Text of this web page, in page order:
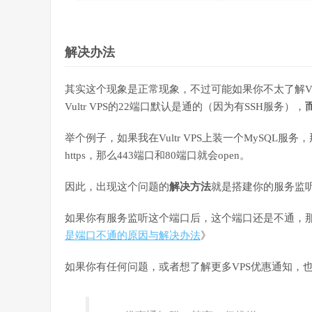
解决办法
其实这个现象是正常现象，不过可能如果你不太了解
Vultr VPS的22端口默认是通的（因为有SSH服务），
举个例子，如果我在Vultr VPS上装一个MySQL服务
https，那么443端口和80端口就会open。
因此，出现这个问题的解决方法就是搭建你的服务监
如果你有服务监听这个端口后，这个端口还是不通，
是端口不通的原因与解决办法》
如果你有任何问题，或者想了解更多VPS优惠通知，